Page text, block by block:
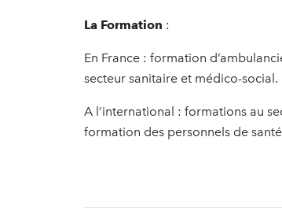
La Formation :
En France : formation
secteur sanitaire et médico-social.
A l’international : formations au
formation des personnels de